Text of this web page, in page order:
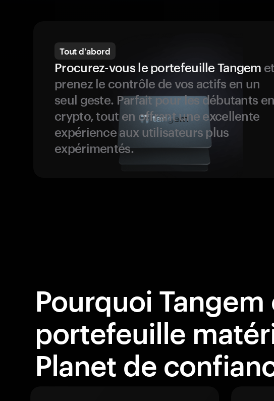
Tout d'abord
Procurez-vous le portefeuille Tangem et
prenez le contrôle de vos actifs en un
seul geste. Parfait pour les débutants en
crypto, tout en offrant une excellente
expérience aux utilisateurs plus
expérimentés.
Pourquoi Tangem
portefeuille
Planet de